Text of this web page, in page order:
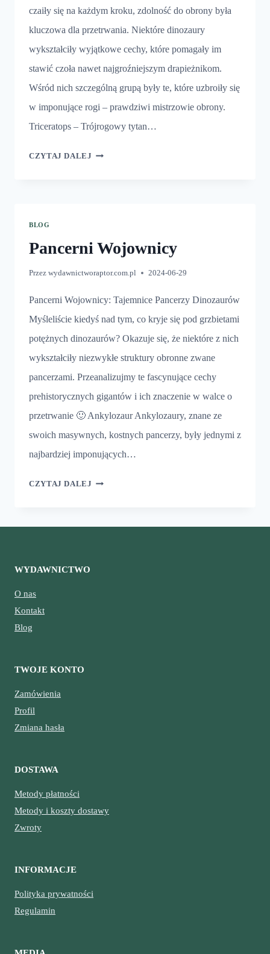
czaiły się na każdym kroku, zdolność do obrony była
kluczowa dla przetrwania. Niektóre dinozaury
wykształciły wyjątkowe cechy, które pomagały im
stawić czoła nawet najgroźniejszym drapieżnikom.
Wśród nich szczególną grupą były te, które uzbroiły się
w imponujące rogi – prawdziwi mistrzowie obrony.
Triceratops – Trójrogowy tytan…
CZYTAJ DALEJ DINOZAURY
BLOG
Pancerni Wojownicy
Przez wydawnictworaptor.com.pl 2024-06-29
Pancerni Wojownicy: Tajemnice Pancerzy Dinozaurów
Myśleliście kiedyś nad tym, co kryje się pod grzbietami
potężnych dinozaurów? Okazuje się, że niektóre z nich
wykształciły niezwykłe struktury obronne zwane
pancerzami. Przeanalizujmy te fascynujące cechy
prehistorycznych gigantów i ich znaczenie w walce o
przetrwanie 🙂 Ankylozaur Ankylozaury, znane ze
swoich masywnych, kostnych pancerzy, były jednymi z
najbardziej imponujących…
CZYTAJ DALEJ PANCERNI
WYDAWNICTWO
O nas
Kontakt
Blog
TWOJE KONTO
Zamówienia
Profil
Zmiana hasła
DOSTAWA
Metody płatności
Metody i koszty dostawy
Zwroty
INFORMACJE
Polityka prywatności
Regulamin